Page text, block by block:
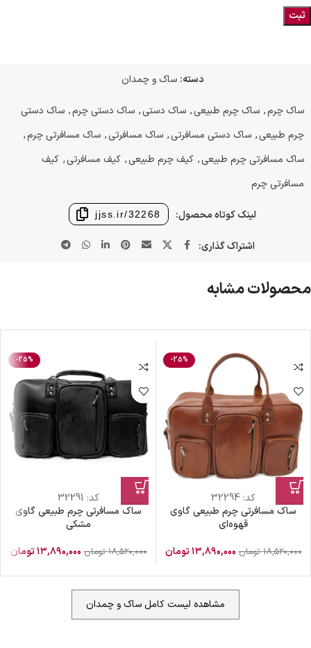
دسته: ساک و چمدان
ساک چرم, ساک چرم طبیعی, ساک دستی, ساک دستی چرم, ساک دستی
چرم طبیعی, ساک دستی مسافرتی, ساک مسافرتی, ساک مسافرتی چرم,
ساک مسافرتی چرم طبیعی, کیف چرم طبیعی, کیف مسافرتی, کیف
مسافرتی چرم
لینک کوتاه محصول: jjss.ir/32268
اشتراک گذاری:
محصولات مشابه
-25%
کد: 32294
ساک مسافرتی چرم طبیعی گاوی
قهوه‌ای
۱۸,۵۲۰,۰۰۰ تومان ۱۳,۸۹۰,۰۰۰تومان
-25%
کد: 32291
ساک مسافرتی چرم طبیعی گاوی
مشکی
۱۸,۵۲۰,۰۰۰ تومان ۱۳,۸۹۰,۰۰۰تومان
مشاهده لیست کامل ساک و چمدان